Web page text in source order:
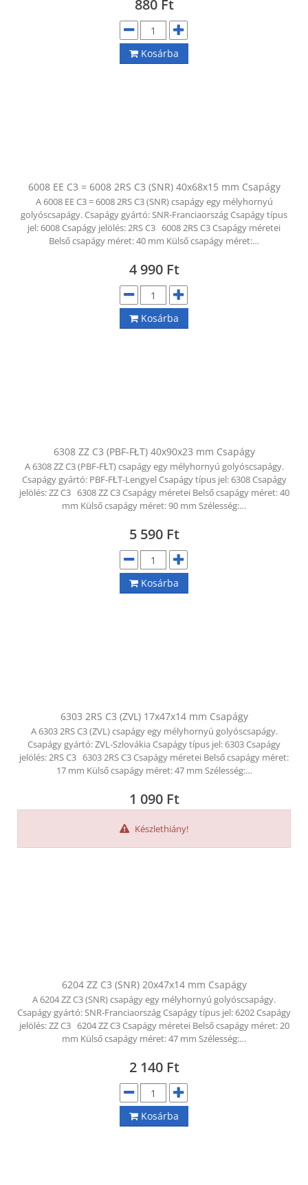
880 Ft
Kosárba
6008 EE C3 = 6008 2RS C3 (SNR) 40x68x15 mm Csapágy
A 6008 EE C3 = 6008 2RS C3 (SNR) csapágy egy mélyhornyú
golyóscsapágy. Csapágy gyártó: SNR-Franciaország Csapágy típus
jel: 6008 Csapágy jelölés: 2RS C3 6008 2RS C3 Csapágy méretei
Belső csapágy méret: 40 mm Külső csapágy méret:…
4 990 Ft
Kosárba
6308 ZZ C3 (PBF-FŁT) 40x90x23 mm Csapágy
A 6308 ZZ C3 (PBF-FŁT) csapágy egy mélyhornyú golyóscsapágy.
Csapágy gyártó: PBF-FŁT-Lengyel Csapágy típus jel: 6308 Csapágy
jelölés: ZZ C3 6308 ZZ C3 Csapágy méretei Belső csapágy méret: 40
mm Külső csapágy méret: 90 mm Szélesség:…
5 590 Ft
Kosárba
6303 2RS C3 (ZVL) 17x47x14 mm Csapágy
A 6303 2RS C3 (ZVL) csapágy egy mélyhornyú golyóscsapágy.
Csapágy gyártó: ZVL-Szlovákia Csapágy típus jel: 6303 Csapágy
jelölés: 2RS C3 6303 2RS C3 Csapágy méretei Belső csapágy méret:
17 mm Külső csapágy méret: 47 mm Szélesség:…
1 090 Ft
Készlethiány!
6204 ZZ C3 (SNR) 20x47x14 mm Csapágy
A 6204 ZZ C3 (SNR) csapágy egy mélyhornyú golyóscsapágy.
Csapágy gyártó: SNR-Franciaország Csapágy típus jel: 6202 Csapágy
jelölés: ZZ C3 6204 ZZ C3 Csapágy méretei Belső csapágy méret: 20
mm Külső csapágy méret: 47 mm Szélesség:…
2 140 Ft
Kosárba